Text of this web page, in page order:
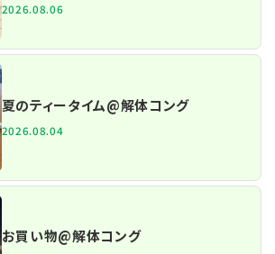
2026.08.06
夏のティータイム@解体コング
2026.08.04
お買い物@解体コング